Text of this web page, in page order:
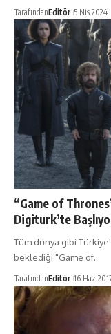
TarafındanEditör 5 Nis 2024
“Game of
Digiturk’te
Tüm dünya gibi
beklediği "Game of…
TarafındanEditör 16 Haz